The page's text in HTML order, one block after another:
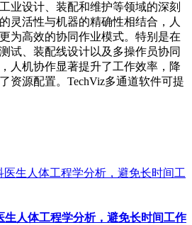
业设计、装配和维护等领域的深刻
灵活性与机器的精确性相结合，人
为高效的协同作业模式。特别是在
试、装配线设计以及多操作员协同
人机协作显著提升了工作效率，降
资源配置。TechViz多通道软件可提
生人体工程学分析，避免长时间工作